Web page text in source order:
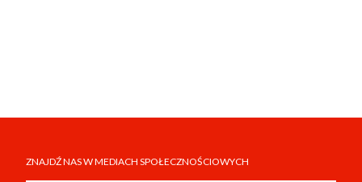
ZNAJDŹ NAS W MEDIACH SPOŁECZNOŚCIOWYCH